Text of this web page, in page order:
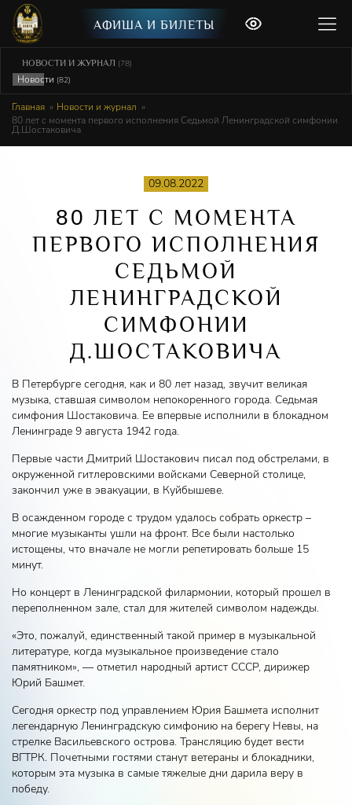
АФИША И БИЛЕТЫ
НОВОСТИ И ЖУРНАЛ (78)
Новости (82)
Главная
Новости и журнал
80 лет с момента первого исполнения Седьмой Ленинградской симфонии
Д.Шостаковича
09.08.2022
80 ЛЕТ С МОМЕНТА
ПЕРВОГО ИСПОЛНЕНИЯ
СЕДЬМОЙ
ЛЕНИНГРАДСКОЙ
СИМФОНИИ
Д.ШОСТАКОВИЧА
В Петербурге сегодня, как и 80 лет назад, звучит великая
музыка, ставшая символом непокоренного города. Седьмая
симфония Шостаковича. Ее впервые исполнили в блокадном
Ленинграде 9 августа 1942 года.
Первые части Дмитрий Шостакович писал под обстрелами, в
окруженной гитлеровскими войсками Северной столице,
закончил уже в эвакуации, в Куйбышеве.
В осажденном городе с трудом удалось собрать оркестр –
многие музыканты ушли на фронт. Все были настолько
истощены, что вначале не могли репетировать больше 15
минут.
Но концерт в Ленинградской филармонии, который прошел в
переполненном зале, стал для жителей символом надежды.
«Это, пожалуй, единственный такой пример в музыкальной
литературе, когда музыкальное произведение стало
памятником», — отметил народный артист СССР, дирижер
Юрий Башмет.
Сегодня оркестр под управлением Юрия Башмета исполнит
легендарную Ленинградскую симфонию на берегу Невы, на
стрелке Васильевского острова. Трансляцию будет вести
ВГТРК. Почетными гостями станут ветераны и блокадники,
которым эта музыка в самые тяжелые дни дарила веру в
победу.